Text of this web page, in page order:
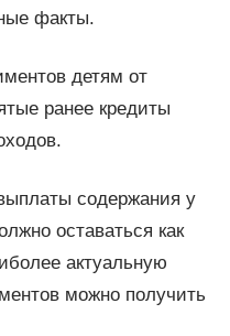
факты.
детям от
ранее кредиты
содержания у
оставаться как
актуальную
можно получить